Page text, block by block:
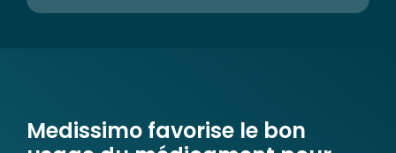
Medissimo favorise le bon